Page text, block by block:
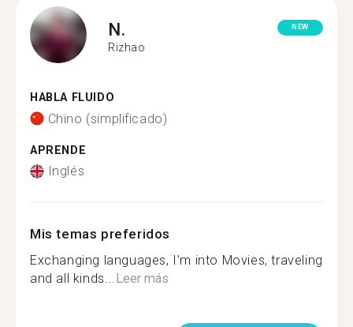
N.
Rizhao
NEW
HABLA FLUIDO
Chino (simplificado)
APRENDE
Inglés
Mis temas preferidos
Exchanging languages, I’m into Movies, traveling
and all kinds...Leer más